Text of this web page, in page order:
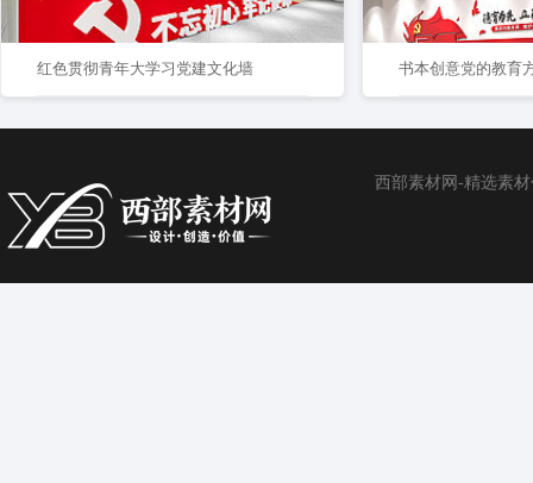
红色贯彻青年大学习党建文化墙 书本创意党的教育
西部素材网-精选素